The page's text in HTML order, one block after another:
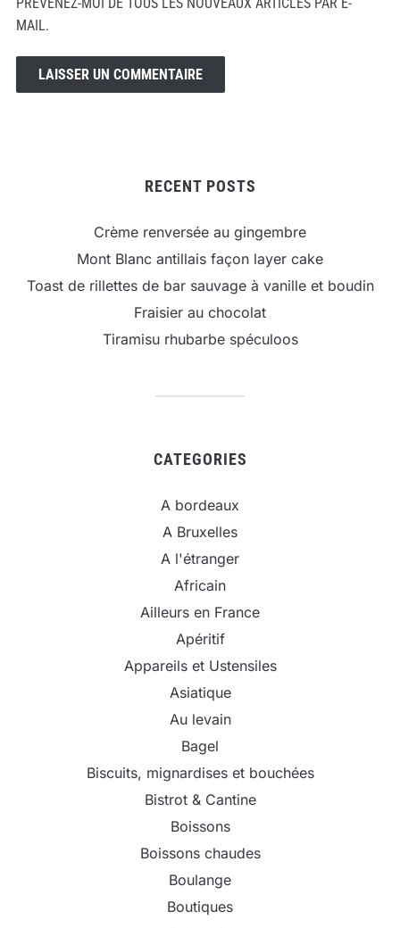
MAIL.
RECENT POSTS
Crème renversée au gingembre
Mont Blanc antillais façon layer cake
Toast de rillettes de bar sauvage à vanille et boudin
Fraisier au chocolat
Tiramisu rhubarbe spéculoos
CATEGORIES
A bordeaux
A Bruxelles
A l'étranger
Africain
Ailleurs en France
Apéritif
Appareils et Ustensiles
Asiatique
Au levain
Bagel
Biscuits, mignardises et bouchées
Bistrot & Cantine
Boissons
Boissons chaudes
Boulange
Boutiques